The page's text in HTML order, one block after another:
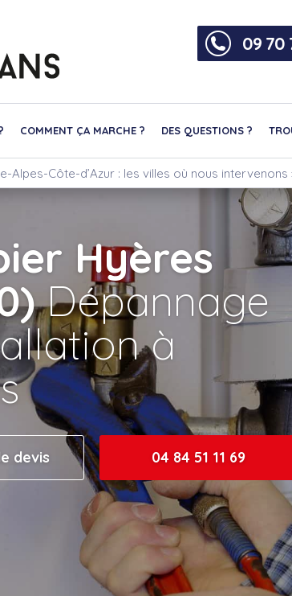
09 70
COMMENT ÇA MARCHE ? DES QUESTIONS ?
Alpes-Côte-d’Azur : les villes où nous intervenons
Hyères
Dépannage
à
devis 04 84 51 11 69